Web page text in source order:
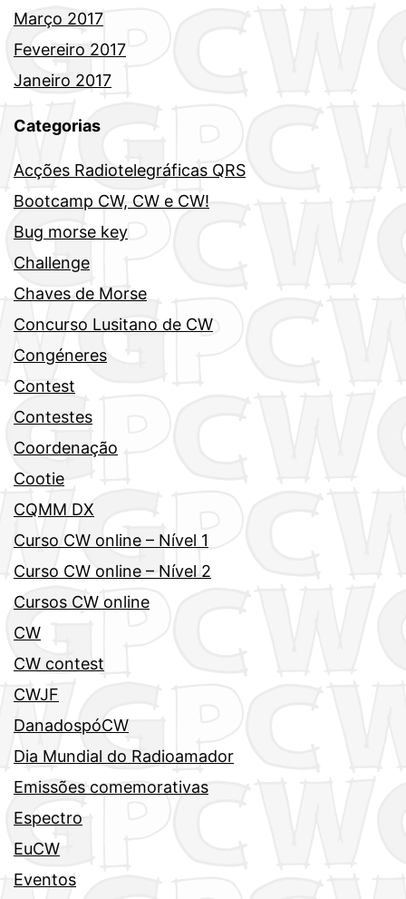
Março 2017
Fevereiro 2017
Janeiro 2017
Categorias
Acções Radiotelegráficas QRS
Bootcamp CW, CW e CW!
Bug morse key
Challenge
Chaves de Morse
Concurso Lusitano de CW
Congéneres
Contest
Contestes
Coordenação
Cootie
CQMM DX
Curso CW online – Nível 1
Curso CW online – Nível 2
Cursos CW online
CW
CW contest
CWJF
DanadospóCW
Dia Mundial do Radioamador
Emissões comemorativas
Espectro
EuCW
Eventos